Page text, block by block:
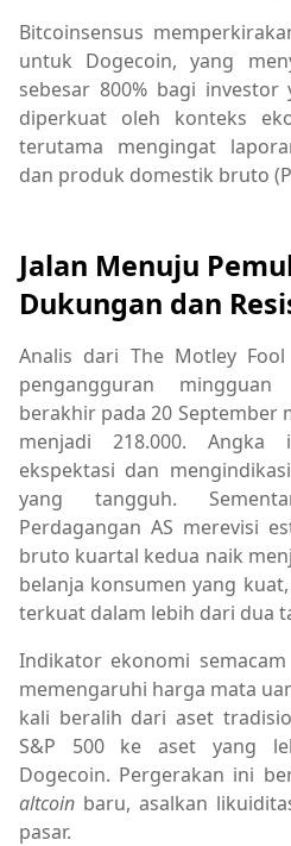
Bitcoinsensus
untuk Dogecoin, yang
sebesar 800% bagi
diperkuat oleh konteks
terutama mengingat
dan produk domestik bruto
Jalan Menuju
Dukungan dan
Analis dari The Motley
pengangguran
berakhir pada 20 September
menjadi 218.000.
ekspektasi dan
yang tangguh.
Perdagangan AS merevisi
bruto kuartal kedua naik
belanja konsumen yang
terkuat dalam lebih dari dua
Indikator ekonomi
memengaruhi harga mata
kali beralih dari aset
S&P 500 ke aset yang
Dogecoin. Pergerakan ini
altcoin baru, asalkan
pasar.